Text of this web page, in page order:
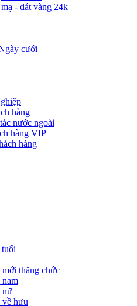
- dát vàng 24k
cưới
hàng
nước ngoài
hàng VIP
hàng
mới thăng chức
nam
nữ
về hưu